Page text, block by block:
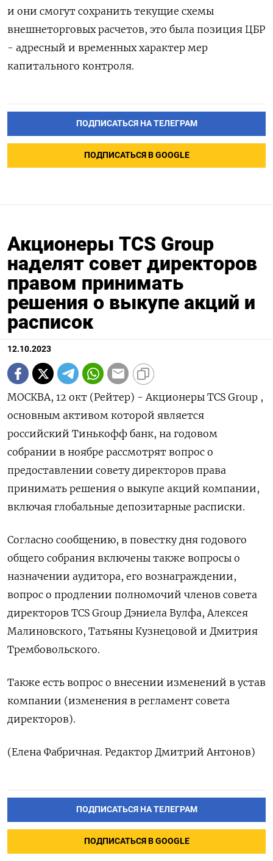
и они смогут сохранить текущие схемы
внешнеторговых расчетов, это была позиция ЦБР
- адресный и временных характер мер
капитального контроля.
ПОДПИСАТЬСЯ НА ТЕЛЕГРАМ
ПОДПИСАТЬСЯ В GOOGLE
Акционеры TCS Group
наделят совет директоров
правом принимать
решения о выкупе акций и
расписок
12.10.2023
МОСКВА, 12 окт (Рейтер) - Акционеры TCS Group ,
основным активом которой является
российский Тинькофф банк, на годовом
собрании в ноябре рассмотрят вопрос о
предоставлении совету директоров права
принимать решения о выкупе акций компании,
включая глобальные депозитарные расписки.
Согласно сообщению, в повестку дня годового
общего собрания включены также вопросы о
назначении аудитора, его вознаграждении,
вопрос о продлении полномочий членов совета
директоров TCS Group Дэниела Вулфа, Алексея
Малиновского, Татьяны Кузнецовой и Дмитрия
Трембовольского.
Также есть вопрос о внесении изменений в устав
компании (изменения в регламент совета
директоров).
(Елена Фабричная. Редактор Дмитрий Антонов)
ПОДПИСАТЬСЯ НА ТЕЛЕГРАМ
ПОДПИСАТЬСЯ В GOOGLE